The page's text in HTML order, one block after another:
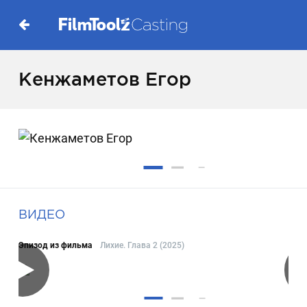
Кенжаметов Егор
ВИДЕО
Эпизод из фильма Лихие. Глава 2 (2025)